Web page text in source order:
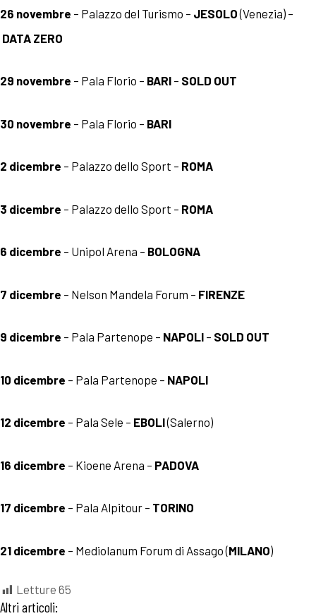
26 novembre – Palazzo del Turismo – JESOLO(Venezia) –
DATA ZERO
29 novembre – Pala Florio – BARI – SOLD OUT
30 novembre – Pala Florio – BARI
2 dicembre – Palazzo dello Sport – ROMA
3 dicembre – Palazzo dello Sport – ROMA
6 dicembre – Unipol Arena – BOLOGNA
7 dicembre – Nelson Mandela Forum – FIRENZE
9 dicembre – Pala Partenope – NAPOLI – SOLD OUT
10 dicembre – Pala Partenope – NAPOLI
12 dicembre – Pala Sele – EBOLI(Salerno)
16 dicembre – Kioene Arena – PADOVA
17 dicembre – Pala Alpitour – TORINO
21 dicembre – Mediolanum Forum di Assago (MILANO)
Letture 65
Altri articoli: